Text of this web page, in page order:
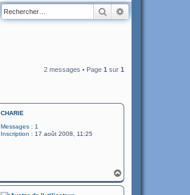
Rechercher
2 messages • Page 1 sur 1
CHARIE
Messages : 1
Inscription : 17 août 2008, 11:25
a
u